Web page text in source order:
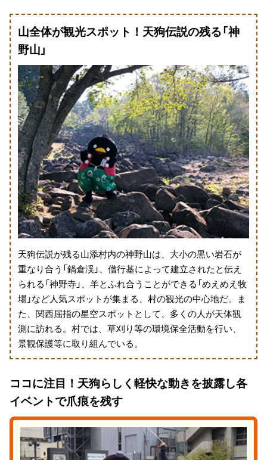
山全体が観光スポット！天狗伝説の残る「神
野山」
天狗伝説が残る山添村内の神野山は、大小の黒い岩石が
重なり合う「鍋倉渓」、僧行基によって建立されたと伝え
られる「神野寺」、羊とふれ合うことができる「めえめえ牧
場」など人気スポットが集まる、村の観光の中心地だ。ま
た、関西屈指の星空スポットとして、多くの人が天体観
測に訪れる。村では、草刈り等の環境保全活動を行い、
景観保護等に取り組んでいる。
ココに注目！天狗らしく軽快な動きを披露し各
イベントで爪痕を残す